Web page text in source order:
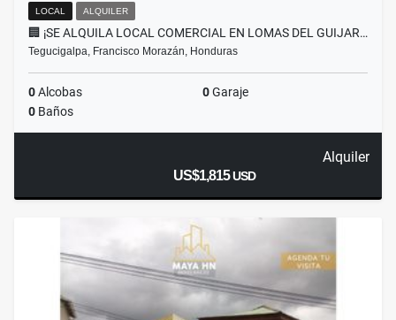
LOCAL ALQUILER
🏢 ¡SE ALQUILA LOCAL COMERCIAL EN LOMAS DEL GUIJAR…
Tegucigalpa, Francisco Morazán, Honduras
0Alcobas 0Garaje
0 Baños
Alquiler
US$1,815USD